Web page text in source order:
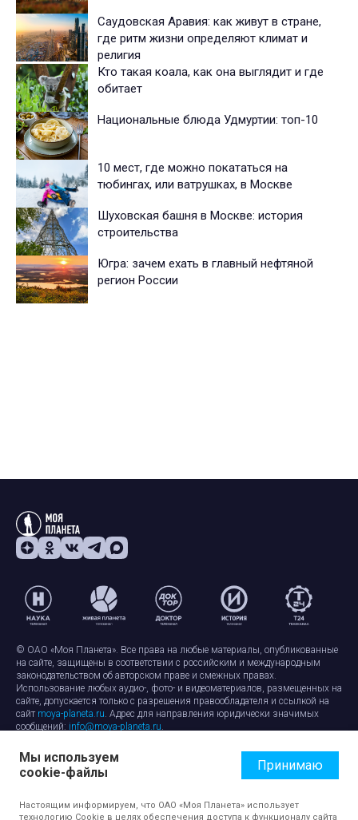
Саудовская Аравия: как живут в стране,
где ритм жизни определяют климат и
религия
Кто такая коала, как она выглядит и где
обитает
Национальные блюда Удмуртии: топ-10
10 мест, где можно покататься на
тюбингах, или ватрушках, в Москве
Шуховская башня в Москве: история
строительства
Югра: зачем ехать в главный нефтяной
регион России
© ОАО «Моя Планета». Все права на любые материалы, опубликованные
на сайте, защищены в соответствии с российским и международным
законодательством об авторском праве и смежных правах.
Использование любых аудио-, фото- и видеоматериалов, размещенных на
сайте, допускается только с разрешения правообладателя и ссылкой на
сайт moya-planeta.ru. Адрес для направления юридически значимых
сообщений: info@moya-planeta.ru.
Правила сайтаРабота с cookie-файлами
Защита персональных данных
Обработка персональных данных
Мы используем
cookie-файлы
Принимаю
Настоящим информируем, что ОАО «Моя Планета» использует
технологию Cookie в целях обеспечения доступа к функционалу сайта